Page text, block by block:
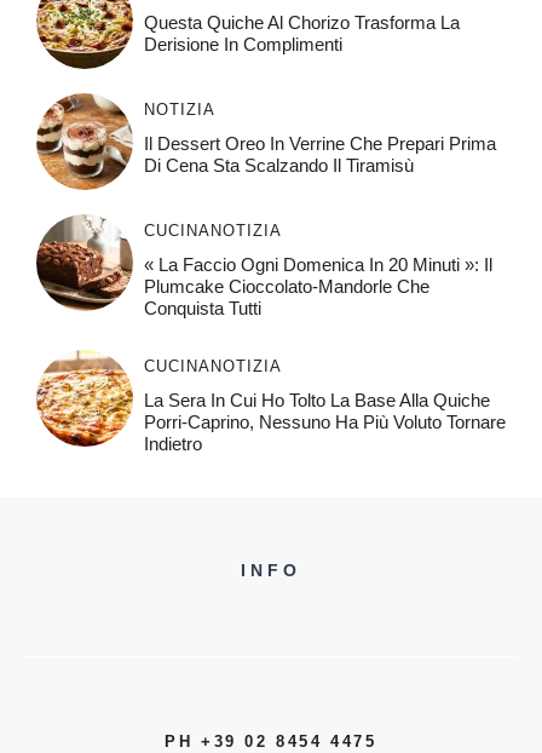
Questa Quiche Al Chorizo ​​trasforma La
Derisione In Complimenti
NOTIZIA
Il Dessert Oreo In Verrine Che Prepari Prima
Di Cena Sta Scalzando Il Tiramisù
CUCINA NOTIZIA
« La Faccio Ogni Domenica In 20 Minuti »: Il
Plumcake Cioccolato-Mandorle Che
Conquista Tutti
CUCINA NOTIZIA
La Sera In Cui Ho Tolto La Base Alla Quiche
Porri-Caprino, Nessuno Ha Più Voluto Tornare
Indietro
INFO
PH +39 02 8454 4475